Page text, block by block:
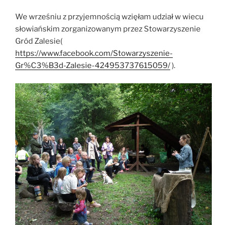
We wrześniu z przyjemnością wzięłam udział w wiecu
słowiańskim zorganizowanym przez Stowarzyszenie
Gród Zalesie(
https://www.facebook.com/Stowarzyszenie-
Gr%C3%B3d-Zalesie-424953737615059/).